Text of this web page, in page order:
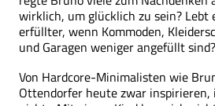
wirklich, um glücklich zu sein? Lebt
erfüllter, wenn Kommoden,
und Garagen weniger angefüllt sind?
Von Hardcore-Minimalisten wie
Ottendorfer heute zwar inspirieren,